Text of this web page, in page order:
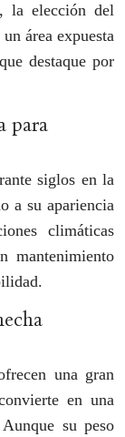
la elección del
área expuesta
destaque por
para
siglos en la
a su apariencia
climáticas
mantenimiento
una gran
en una
su peso